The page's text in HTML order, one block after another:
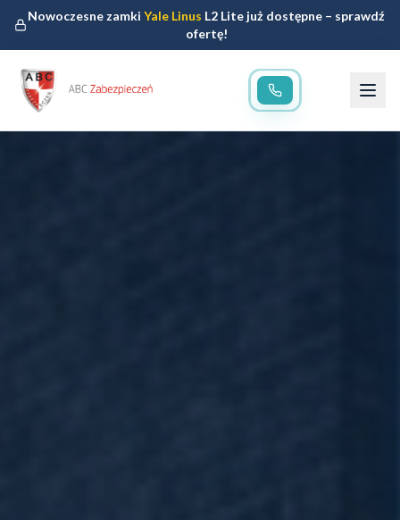
Nowoczesne zamkiYale Linus L2 Lite już dostępne – sprawdź
ofertę!